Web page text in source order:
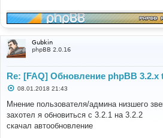
Gubkin
phpBB 2.0.16
Re: [FAQ] Обновление phpBB 3.2.x
С
о
б
щ
е
н
08.01.2018 21:43
Мнение пользователя/админа низшего
захотел я обновиться с 3.2.1 на 3.2.2
скачал автообновление